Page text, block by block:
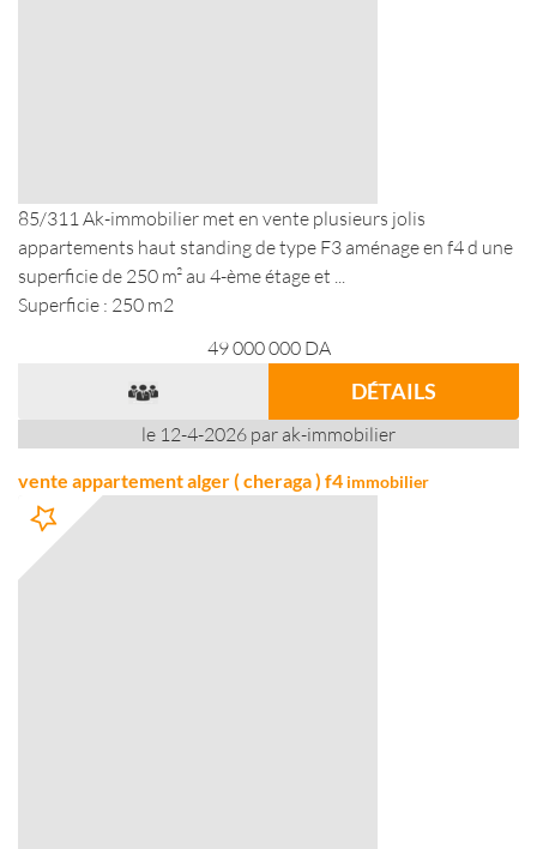
85/311 Ak-immobilier met en vente plusieurs jolis
appartements haut standing de type F3 aménage en f4 d une
superficie de 250 m² au 4-ème étage et ...
Superficie : 250 m2
49 000 000 DA
DÉTAILS
le 12-4-2026 par ak-immobilier
vente appartement alger ( cheraga ) f4 immobilier